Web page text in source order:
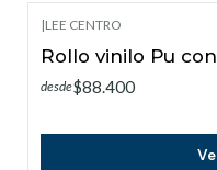
|LEE CENTRO
Rollo vinilo Pu
desde$88.400